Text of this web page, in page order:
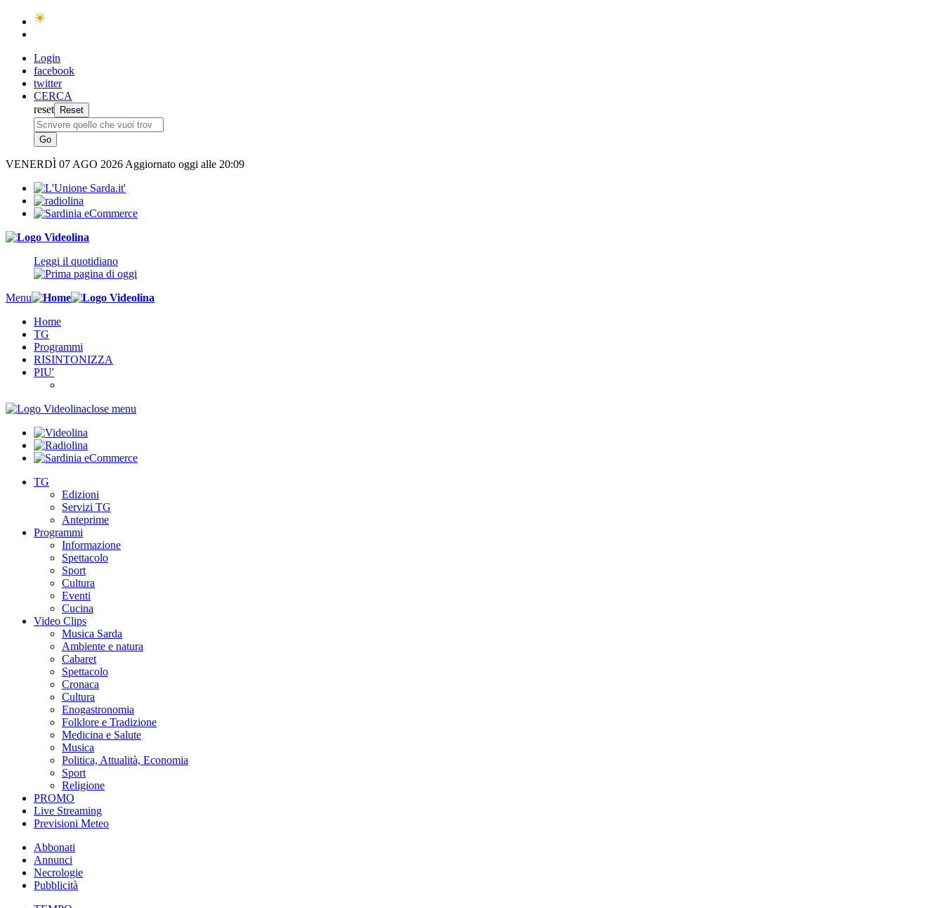
Login
facebook
twitter
CERCA
reset
VENERDÌ 07 AGO 2026 Aggiornato oggi alle 20:09
Leggi il quotidiano
Menu
Home
TG
Programmi
RISINTONIZZA
PIU'
close menu
TG
Edizioni
Servizi TG
Anteprime
Programmi
Informazione
Spettacolo
Sport
Cultura
Eventi
Cucina
Video Clips
Musica Sarda
Ambiente e natura
Cabaret
Spettacolo
Cronaca
Cultura
Enogastronomia
Folklore e Tradizione
Medicina e Salute
Musica
Politica, Attualità, Economia
Sport
Religione
PROMO
Live Streaming
Previsioni Meteo
Abbonati
Annunci
Necrologie
Pubblicità